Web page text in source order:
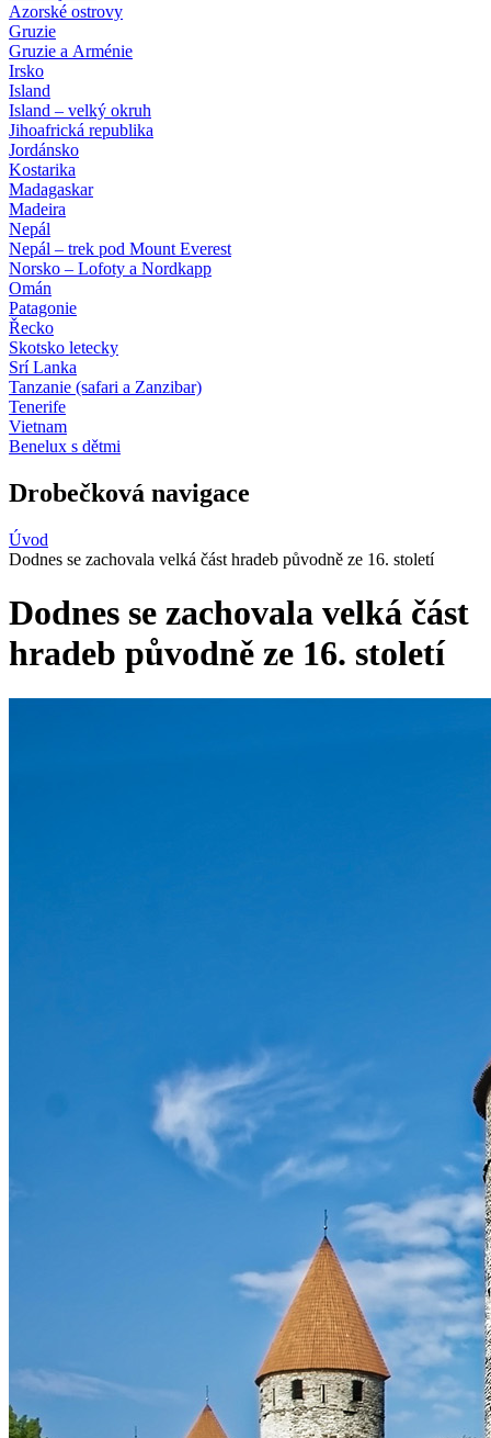
Azorské ostrovy
Gruzie
Gruzie a Arménie
Irsko
Island
Island – velký okruh
Jihoafrická republika
Jordánsko
Kostarika
Madagaskar
Madeira
Nepál
Nepál – trek pod Mount Everest
Norsko – Lofoty a Nordkapp
Omán
Patagonie
Řecko
Skotsko letecky
Srí Lanka
Tanzanie (safari a Zanzibar)
Tenerife
Vietnam
Benelux s dětmi
Drobečková navigace
Úvod
Dodnes se zachovala velká část hradeb původně ze 16. století
Dodnes se zachovala velká část
hradeb původně ze 16. století